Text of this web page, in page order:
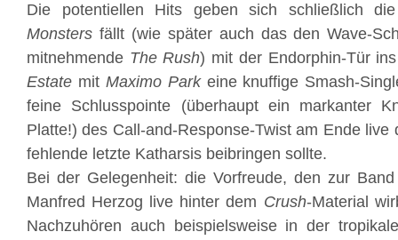
Die potentiellen Hits geben sich schließlich
Monsters fällt (wie später auch das den Wave-
mitnehmende The Rush) mit der Endorphin-Tür
Estate mit Maximo Parkeine knuffige Smash-
feine Schlusspointe (überhaupt ein markanter
Platte!) des Call-and-Response-Twist am Ende live
fehlende letzte Katharsis beibringen sollte.
Bei der Gelegenheit: die Vorfreude, den zur
Manfred Herzog live hinter dem Crush-Material
Nachzuhören auch beispielsweise in der